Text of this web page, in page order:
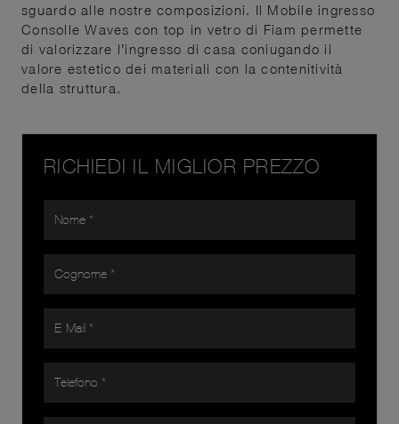
sguardo alle nostre composizioni. Il Mobile ingresso
Consolle Waves con top in vetro di Fiam permette
di valorizzare l’ingresso di casa coniugando il
valore estetico dei materiali con la contenitività
della struttura.
RICHIEDI IL MIGLIOR PREZZO